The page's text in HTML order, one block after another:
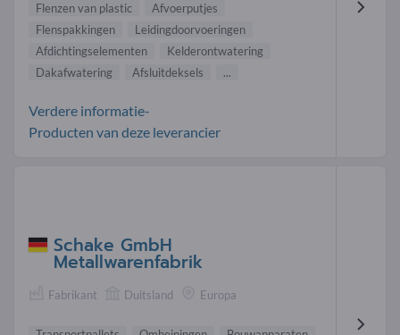
Flenzen van plastic
Afvoerputjes
Flenspakkingen
Leidingdoorvoeringen
Afdichtingselementen
Kelderontwatering
Dakafwatering
Afsluitdeksels ...
Verdere informatie-
Producten van deze leverancier
Schake GmbH
Metallwarenfabrik
Fabrikant Duitsland Europa